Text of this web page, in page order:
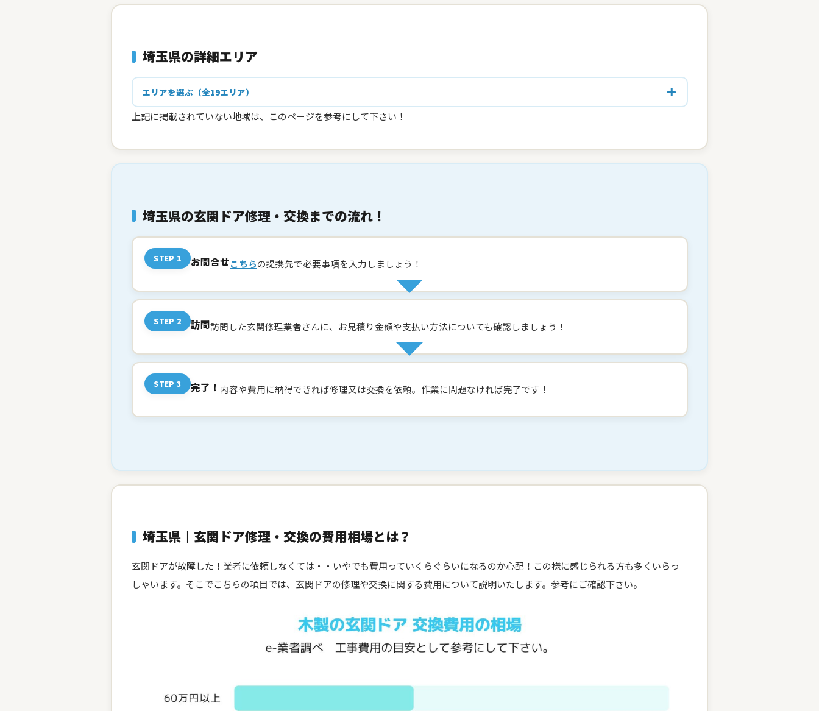
埼玉県の詳細エリア
エリアを選ぶ（全19エリア）
上記に掲載されていない地域は、このページを参考にして下さい！
埼玉県の玄関ドア修理・交換までの流れ！
STEP 1 お問合せこちらの提携先で必要事項を入力しましょう！
STEP 2 訪問訪問した玄関修理業者さんに、お見積り金額や支払い方法についても確認しましょう！
STEP 3 完了！ 内容や費用に納得できれば修理又は交換を依頼。作業に問題なければ完了です！
埼玉県｜玄関ドア修理・交換の費用相場とは？
玄関ドアが故障した！業者に依頼しなくては・・いやでも費用っていくらぐらいになるのか心配！この様に感じられる方も多くいらっ
しゃいます。そこでこちらの項目では、玄関ドアの修理や交換に関する費用について説明いたします。参考にご確認下さい。